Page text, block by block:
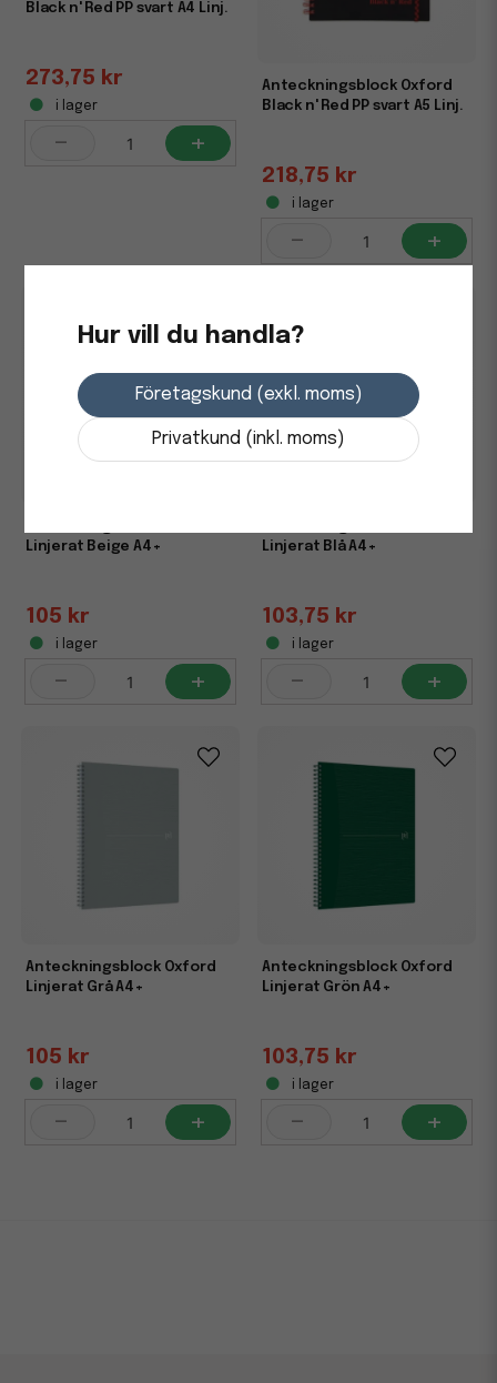
Black n' Red PP svart A4 Linj.
273,75 kr
i lager
- +
Anteckningsblock Oxford
Black n' Red PP svart A5 Linj.
218,75 kr
i lager
- +
Linjerat Beige A4+
105 kr
i lager
- +
Linjerat Blå A4+
103,75 kr
i lager
- +
Anteckningsblock Oxford
Linjerat Grå A4+
105 kr
i lager
- +
Anteckningsblock Oxford
Linjerat Grön A4+
103,75 kr
i lager
- +
Hur vill du handla?
Företagskund (exkl. moms)
Privatkund (inkl. moms)